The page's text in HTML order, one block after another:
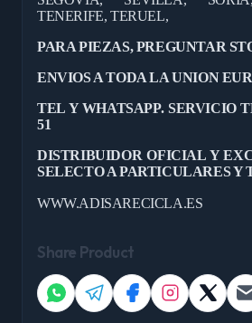
TENERIFE, TERUEL,
PARA PIEZAS, PREGUNTAR
ENVIOS A TODA LA UNION
TEL Y WHATSAPP. SERVICIO
51
DISTRIBUIDOR OFICIAL Y
SELECTO A PARTICULARES Y
WWW.ADISARECICLA.ES
Share Product